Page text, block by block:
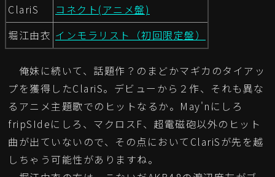
ClariS
コネクト(アニメ盤)
堀江由衣 インモラリスト（初回限定盤）
俺妹に続いて、話題作？のまどかマギカのタイアッ
プを獲得したClariS。デビューから２作、それも異な
るアニメ主題歌でのヒットなるか。May'nにしろ
fripSIdeにしろ、マクロスF、超電磁砲以外のヒット
曲が出ていないので、その点においてClariSが先を越
しちゃう可能性がありますね。